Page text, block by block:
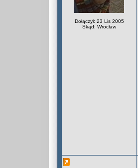
Dołączył: 23 Lis 2005
Skąd: Wrocław